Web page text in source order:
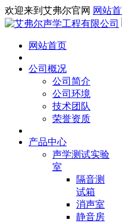
欢迎来到艾弗尔官网 网站
网站首页
公司概况
公司简介
公司环境
技术团队
荣誉资质
产品中心
声学测试实验
室
隔音测
试箱
消声室
静音房